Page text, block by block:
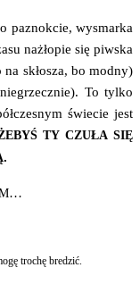
paznok­cie, wysmar­ka
nażło­pie się piw­ska
skło­sza, bo mod­ny)
To tyl­ko
świe­cie jest
TY CZUŁA SIĘ
.
…
tro­chę bredzić.